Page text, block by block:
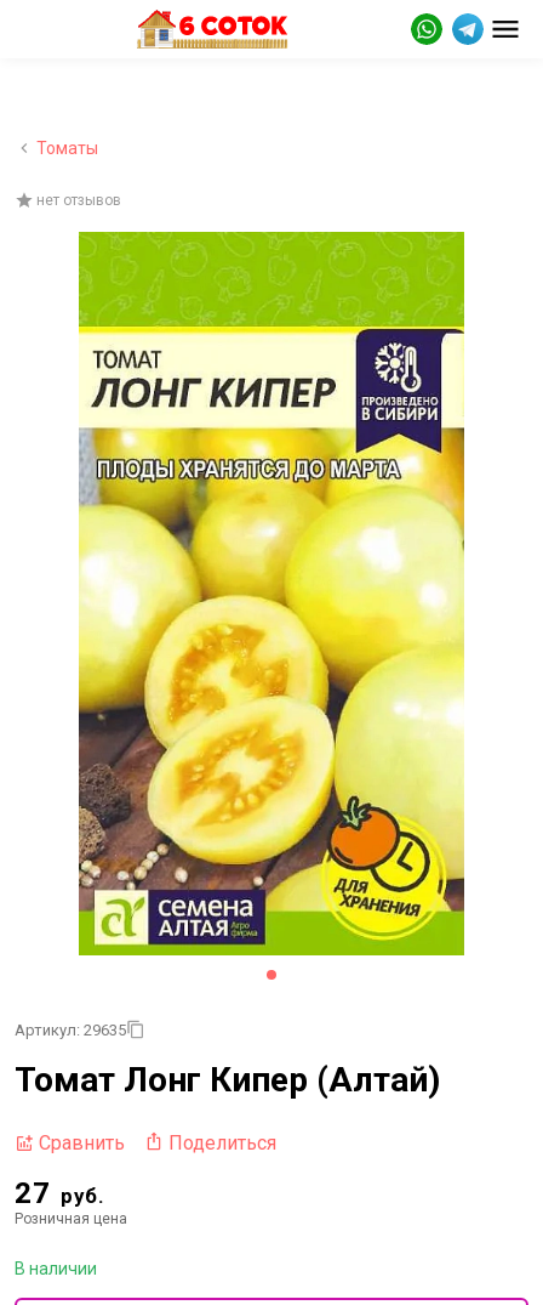
Томаты
нет отзывов
Артикул: 29635
Томат Лонг Кипер (Алтай)
Сравнить Поделиться
27 руб.
Розничная цена
В наличии